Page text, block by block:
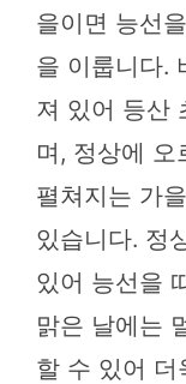
을이면 능선
을 이룹니다.
져 있어 등산
며, 정상에 오
펼쳐지는 가
있습니다. 정
있어 능선을
맑은 날에는
할 수 있어 더